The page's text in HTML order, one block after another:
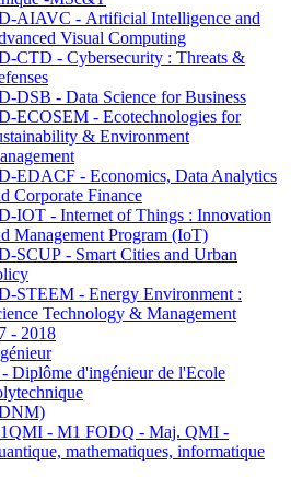
AIAVC - Artificial Intelligence and
Visual Computing
CTD - Cybersecurity : Threats &
DSB - Data Science for Business
ECOSEM - Ecotechnologies for
& Environment
EDACF - Economics, Data Analytics
Corporate Finance
IOT - Internet of Things : Innovation
Management Program (IoT)
SCUP - Smart Cities and Urban
STEEM - Energy Environment :
Technology & Management
- 2018
Diplôme d'ingénieur de l'Ecole
- M1 FODQ - Maj. QMI -
mathematiques, informatique